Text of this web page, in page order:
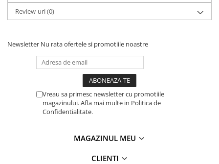
Review-uri(0)
Newsletter Nu rata ofertele si promotiile noastre
Vreau sa primesc newsletter cu promotiile
magazinului. Afla mai multe in Politica de
Confidentialitate.
MAGAZINUL MEU
CLIENTI